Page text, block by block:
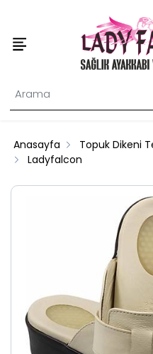
Anasayfa
Topuk Dikeni
Ladyfalcon